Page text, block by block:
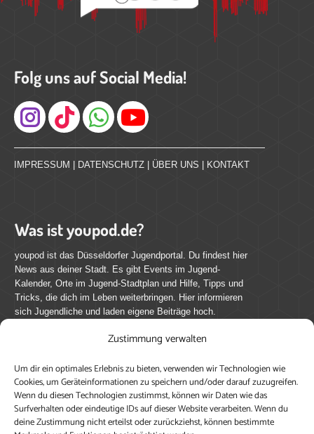
Zustimmung verwalten
Um dir ein optimales Erlebnis zu bieten, verwenden wir Technologien wie
Cookies, um Geräteinformationen zu speichern und/oder darauf zuzugreifen.
Wenn du diesen Technologien zustimmst, können wir Daten wie das
Surfverhalten oder eindeutige IDs auf dieser Website verarbeiten. Wenn du
deine Zustimmung nicht erteilst oder zurückziehst, können bestimmte
Folg uns auf Social Media!
Instagram
IMPRESSUM DATENSCHUTZ ÜBER UNS KONTAKT
Was ist youpod.de?
youpod ist das Düsseldorfer Jugendportal. Du findest hier
News aus deiner Stadt. Es gibt Events im Jugend-
Kalender, Orte im Jugend-Stadtplan und Hilfe, Tipps und
Tricks, die dich im Leben weiterbringen. Hier informieren
sich Jugendliche und laden eigene Beiträge hoch.
Mach mit bei youpod.de!
youpod.de lebt von Menschen wie dir. Sammel
journalistische Erfahrung, teile deine Perspektive und
veröffentliche deine Beiträge auf youpod.de.Du musst
dich anmelden, um alle Funktionen nutzen zu können, ein